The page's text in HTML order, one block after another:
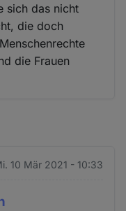
sich das nicht
die doch
die Frauen
10 Mär 2021 - 10:33